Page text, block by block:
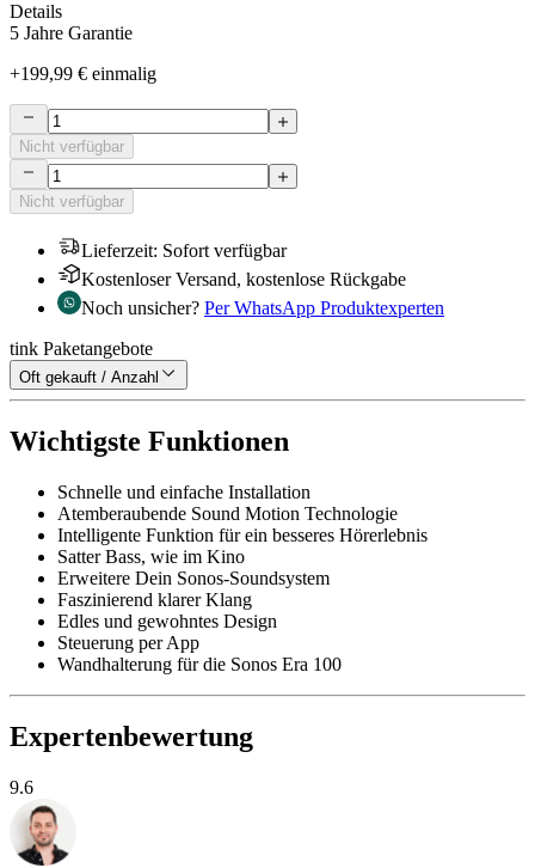
Details
5 Jahre Garantie
+199,99 € einmalig
Nicht verfügbar
Nicht verfügbar
Lieferzeit: Sofort verfügbar
Kostenloser Versand, kostenlose Rückgabe
Noch unsicher? Per WhatsApp Produktexperten
tink Paketangebote
Oft gekauft / Anzahl
Wichtigste Funktionen
Schnelle und einfache Installation
Atemberaubende Sound Motion Technologie
Intelligente Funktion für ein besseres Hörerlebnis
Satter Bass, wie im Kino
Erweitere Dein Sonos-Soundsystem
Faszinierend klarer Klang
Edles und gewohntes Design
Steuerung per App
Wandhalterung für die Sonos Era 100
Expertenbewertung
9.6